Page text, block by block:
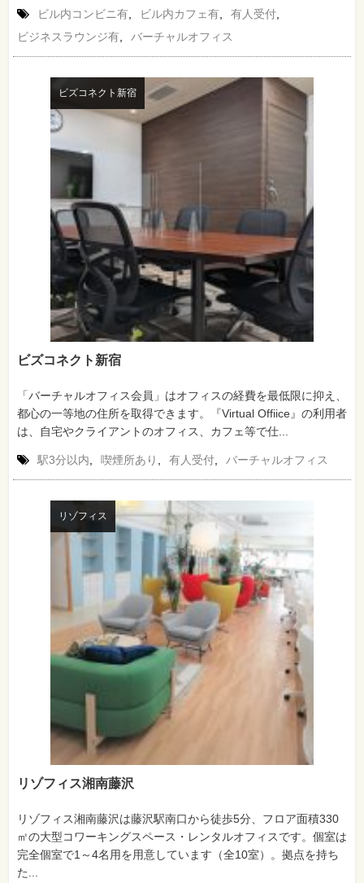
ビル内コンビニ有 ビル内カフェ有 有人受付
ビジネスラウンジ有
バーチャルオフィス
ビズコネクト新宿
ビズコネクト新宿
「バーチャルオフィス会員」はオフィスの経費を最低限に抑え、
都心の一等地の住所を取得できます。『Virtual Offiice』の利用者
は、自宅やクライアントのオフィス、カフェ等で仕...
駅3分以内 喫煙所あり 有人受付 バーチャルオフィス
リゾフィス
リゾフィス湘南藤沢
リゾフィス湘南藤沢は藤沢駅南口から徒歩5分、フロア面積330
㎡の大型コワーキングスペース・レンタルオフィスです。個室は
完全個室で1～4名用を用意しています（全10室）。拠点を持ち
た...